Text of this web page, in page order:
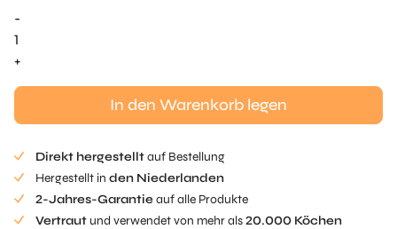
-
Roots
Tuille
+
In den Warenkorb legen
Direkt hergestelltauf Bestellung
Hergestellt in den Niederlanden
2-Jahres-Garantieauf alle Produkte
Vertraut und verwendet von mehr als20.000 Köchen